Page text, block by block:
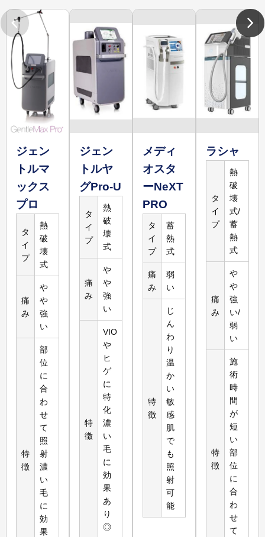
詳しく
詳しく
見る
腕5回
3,500
脚
詳しく
見る
119,800円
脚5回
3,200円
ジェン
トルマ
ックス
プロ
タ
イ
プ
熱
破
壊
式
痛
み
や
や
強
い
特
徴
部
位
に
合
わ
せ
て
照
射
濃
い
毛
に
効
果
ジェン
トルヤ
グPro-U
タ
イ
プ
熱
破
壊
式
痛
み
や
や
強
い
特
徴
VIO
や
ヒ
ゲ
に
特
化
濃
い
毛
に
効
果
あ
り
◎
メディ
オスタ
ーNeXT
PRO
タ
イ
プ
蓄
熱
式
痛
み
弱
い
特
徴
じ
ん
わ
り
温
か
い
敏
感
肌
で
も
照
射
可
能
ラシャ
タ
イ
プ
熱
破
壊
式/
蓄
熱
式
痛
み
や
や
強
い/
弱
い
特
徴
施
術
時
間
が
短
い
部
位
に
合
わ
せ
て